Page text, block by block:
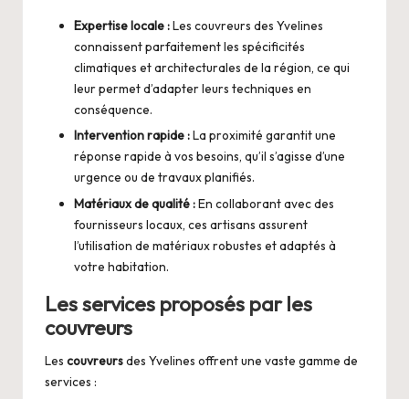
Expertise locale :Les couvreurs des Yvelines
connaissent parfaitement les spécificités
climatiques et architecturales de la région, ce qui
leur permet d’adapter leurs techniques en
conséquence.
Intervention rapide :La proximité garantit une
réponse rapide à vos besoins, qu’il s’agisse d’une
urgence ou de travaux planifiés.
Matériaux de qualité :En collaborant avec des
fournisseurs locaux, ces artisans assurent
l’utilisation de matériaux robustes et adaptés à
votre habitation.
Les services proposés par les
couvreurs
Les couvreursdes Yvelines offrent une vaste gamme de
services :